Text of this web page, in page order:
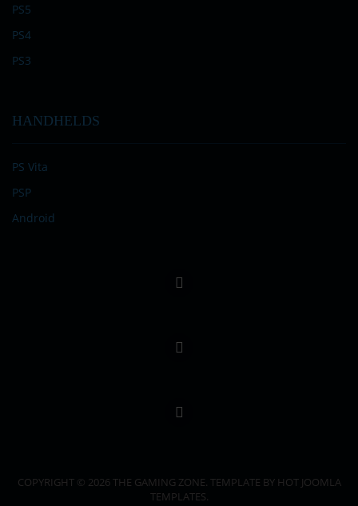
PS5
PS4
PS3
HANDHELDS
PS Vita
PSP
Android
COPYRIGHT © 2026 THE GAMING ZONE. TEMPLATE BY HOT JOOMLA
TEMPLATES.